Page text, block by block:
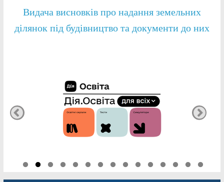
Видача висновків про надання земельних
ділянок під будівництво та документи до них